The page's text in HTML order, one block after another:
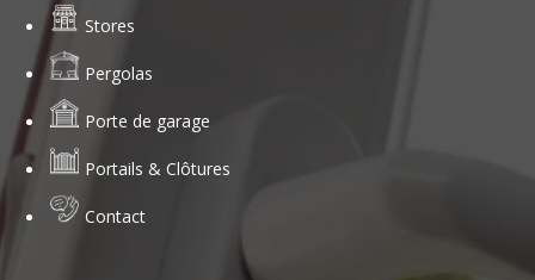
Stores
Pergolas
Porte de garage
Portails & Clôtures
Contact